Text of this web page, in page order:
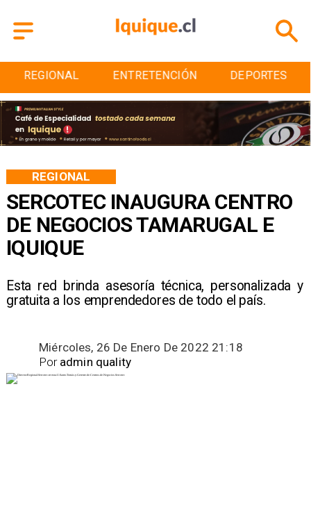
ENTRETENCIÓN DEPORTES CULTURA
SERCOTEC INAUGURA CENTRO
DE NEGOCIOS TAMARUGAL E
IQUIQUE
Esta red brinda asesoría técnica, personalizada y
gratuita a los emprendedores de todo el país.
REGIONAL
Miércoles, 26 De Enero De 2022 21:18
admin quality
Por